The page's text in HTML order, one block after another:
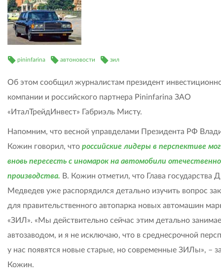
pininfarina автоновости зил
Об этом сообщил журналистам президент
компании и российского партнера Pininfarina ЗАО
«ИталТрейдИнвест» Габриэль Мисту.
Напомним, что весной управделами Президента РФ
Кожин говорил, что российские лидеры в перспективе
вновь пересесть с иномарок на автомобили
производства. В. Кожин отметил, что Глава государства
Медведев уже распорядился детально изучить вопрос
для правительственного автопарка новых автомашин
«ЗИЛ». «Мы действительно сейчас этим детально
автозаводом, и я не исключаю, что в среднесрочной
у нас появятся новые старые, но современные ЗИЛы», –
Кожин.